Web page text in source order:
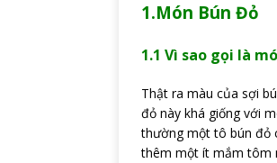
1.Món Bún Đỏ
1.1 Vì sao gọi là
Thật ra màu của sợi
đỏ này khá giống với
thường một tô bún đỏ
thêm một ít mắm tôm